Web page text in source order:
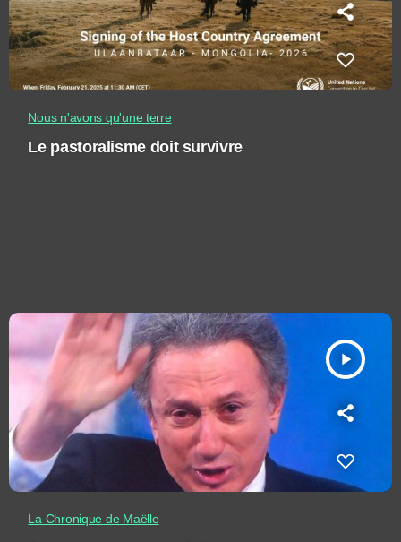
Nous n'avons qu'une terre
Le pastoralisme doit survivre
play_arrow
La Chronique de Maëlle